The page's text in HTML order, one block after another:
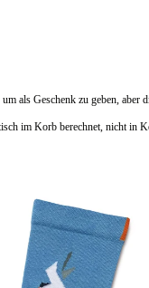
als Geschenk zu geben, aber
im Korb berechnet, nicht in